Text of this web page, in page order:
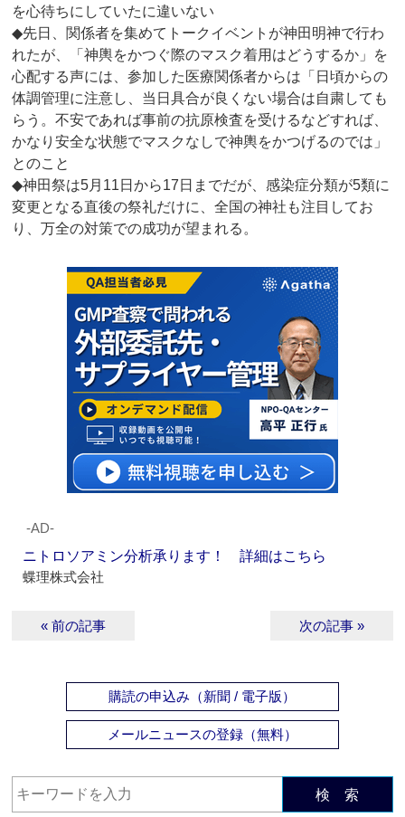
を心待ちにしていたに違いない
◆先日、関係者を集めてトークイベントが神田明神で行わ
れたが、「神輿をかつぐ際のマスク着用はどうするか」を
心配する声には、参加した医療関係者からは「日頃からの
体調管理に注意し、当日具合が良くない場合は自粛しても
らう。不安であれば事前の抗原検査を受けるなどすれば、
かなり安全な状態でマスクなしで神輿をかつげるのでは」
とのこと
◆神田祭は5月11日から17日までだが、感染症分類が5類に
変更となる直後の祭礼だけに、全国の神社も注目してお
り、万全の対策での成功が望まれる。
‐AD‐
ニトロソアミン分析承ります！ 詳細はこちら
蝶理株式会社
« 前の記事 次の記事 »
購読の申込み（新聞 / 電子版）
メールニュースの登録（無料）
検 索